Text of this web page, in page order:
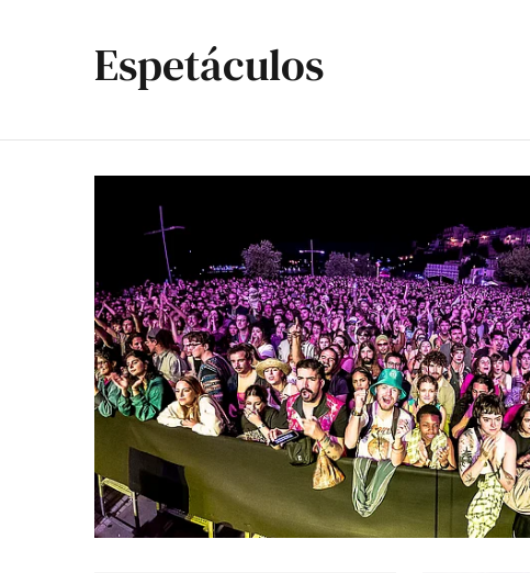
Espetáculos